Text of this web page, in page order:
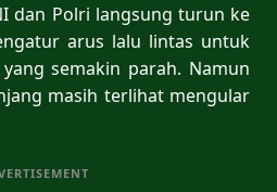
dan Polri langsung turun ke
arus lalu lintas untuk
semakin parah. Namun
masih terlihat mengular